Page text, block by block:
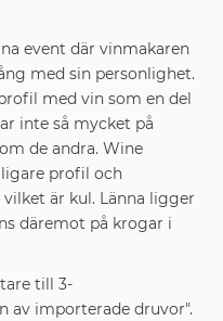
event där vinmakaren
med sin personlighet.
med vin som en del
inte så mycket på
de andra. Wine
profil och
är kul. Länna ligger
däremot på krogar i
till 3-
av importerade druvor".